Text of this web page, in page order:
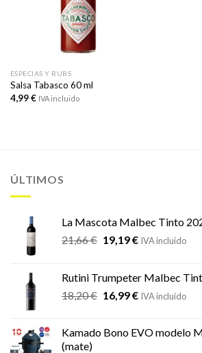
ESPECIAS Y RUBS
Salsa Tabasco 60 ml
4,99€ IVA incluido
ÚLTIMOS
La Mascota Malbec Tinto
21,66€ El
era:
21,66 €.
19,19€El
es:
19,19 €.
IVA incluido
Rutini Trumpeter Malbec
18,20€ El
era:
16,99€El
es:
IVA incluido
Kamado Bono EVO modelo
(mate)